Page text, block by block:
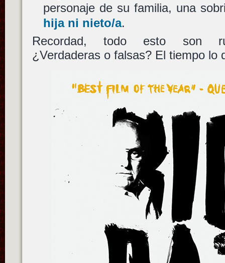
personaje de su familia, una
hija ni nieto/a.
Recordad, todo esto son
¿Verdaderas o falsas? El tiempo lo